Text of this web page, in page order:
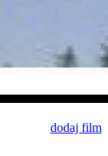
dodaj film